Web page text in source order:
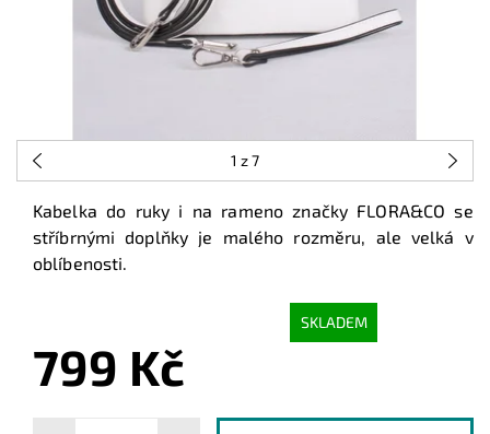
1 z 7
Kabelka do ruky i na rameno značky FLORA&CO se
stříbrnými doplňky je malého rozměru, ale velká v
oblíbenosti.
SKLADEM
799 Kč